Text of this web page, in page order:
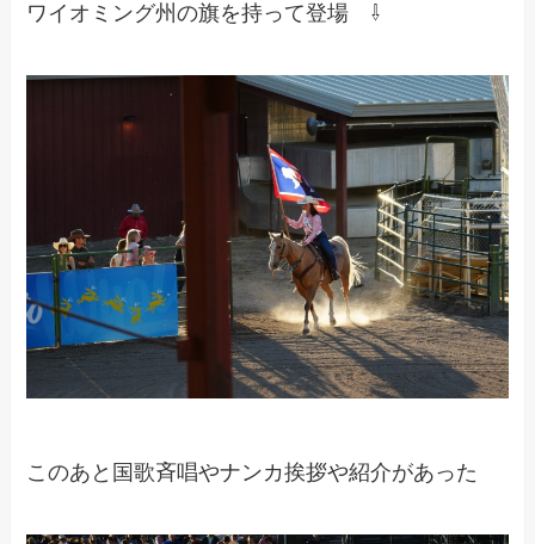
ワイオミング州の旗を持って登場 ⇩
このあと国歌斉唱やナンカ挨拶や紹介があった